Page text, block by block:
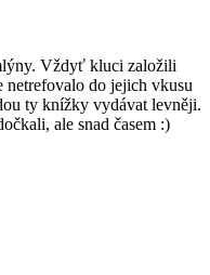
Vždyť kluci založili
netrefovalo do jejich vkusu
ty knížky vydávat levněji.
ale snad časem :)